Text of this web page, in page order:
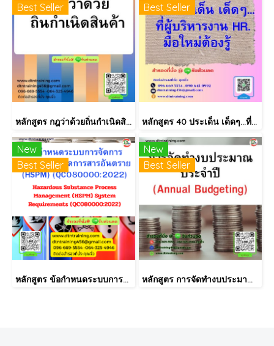
Best Seller
หลักสูตร กฎว่าด้วยถิ่นกำเนิดสินค้า (Rules of Origin)
Best Seller
หลักสูตร 40 ประเด็น เด็ดๆ...ที่ผู้บริหารงาน HR.ต้องรู้ **พร้อมให้คำปรึกษา ฟรี!! หลังสัมมนา ไม่มีค่าใช้จ่ายเพิ่ม
New
Best Seller
หลักสูตร ข้อกำหนดระบบการจัดการกระบวนการจัดการสารอันตราย (HSPM) (QC080000:2022)
New
Best Seller
หลักสูตร การจัดทำงบประมาณประจำปี (Annual Budgeting)